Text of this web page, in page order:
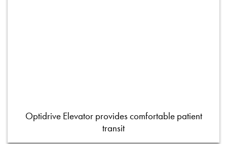
Optidrive Elevator provides comfortable patient
transit